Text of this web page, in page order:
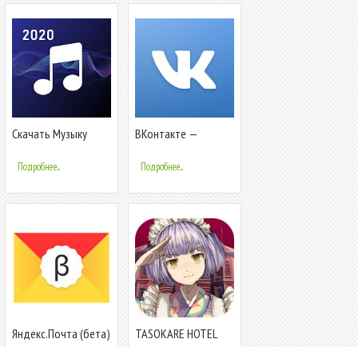
Скачать Музыку
Музыка Плеер Lite
Подробнее...
ВКонтакте —
видео
Подробнее...
Яндекс.Почта (бета) TASOKARE HOTEL